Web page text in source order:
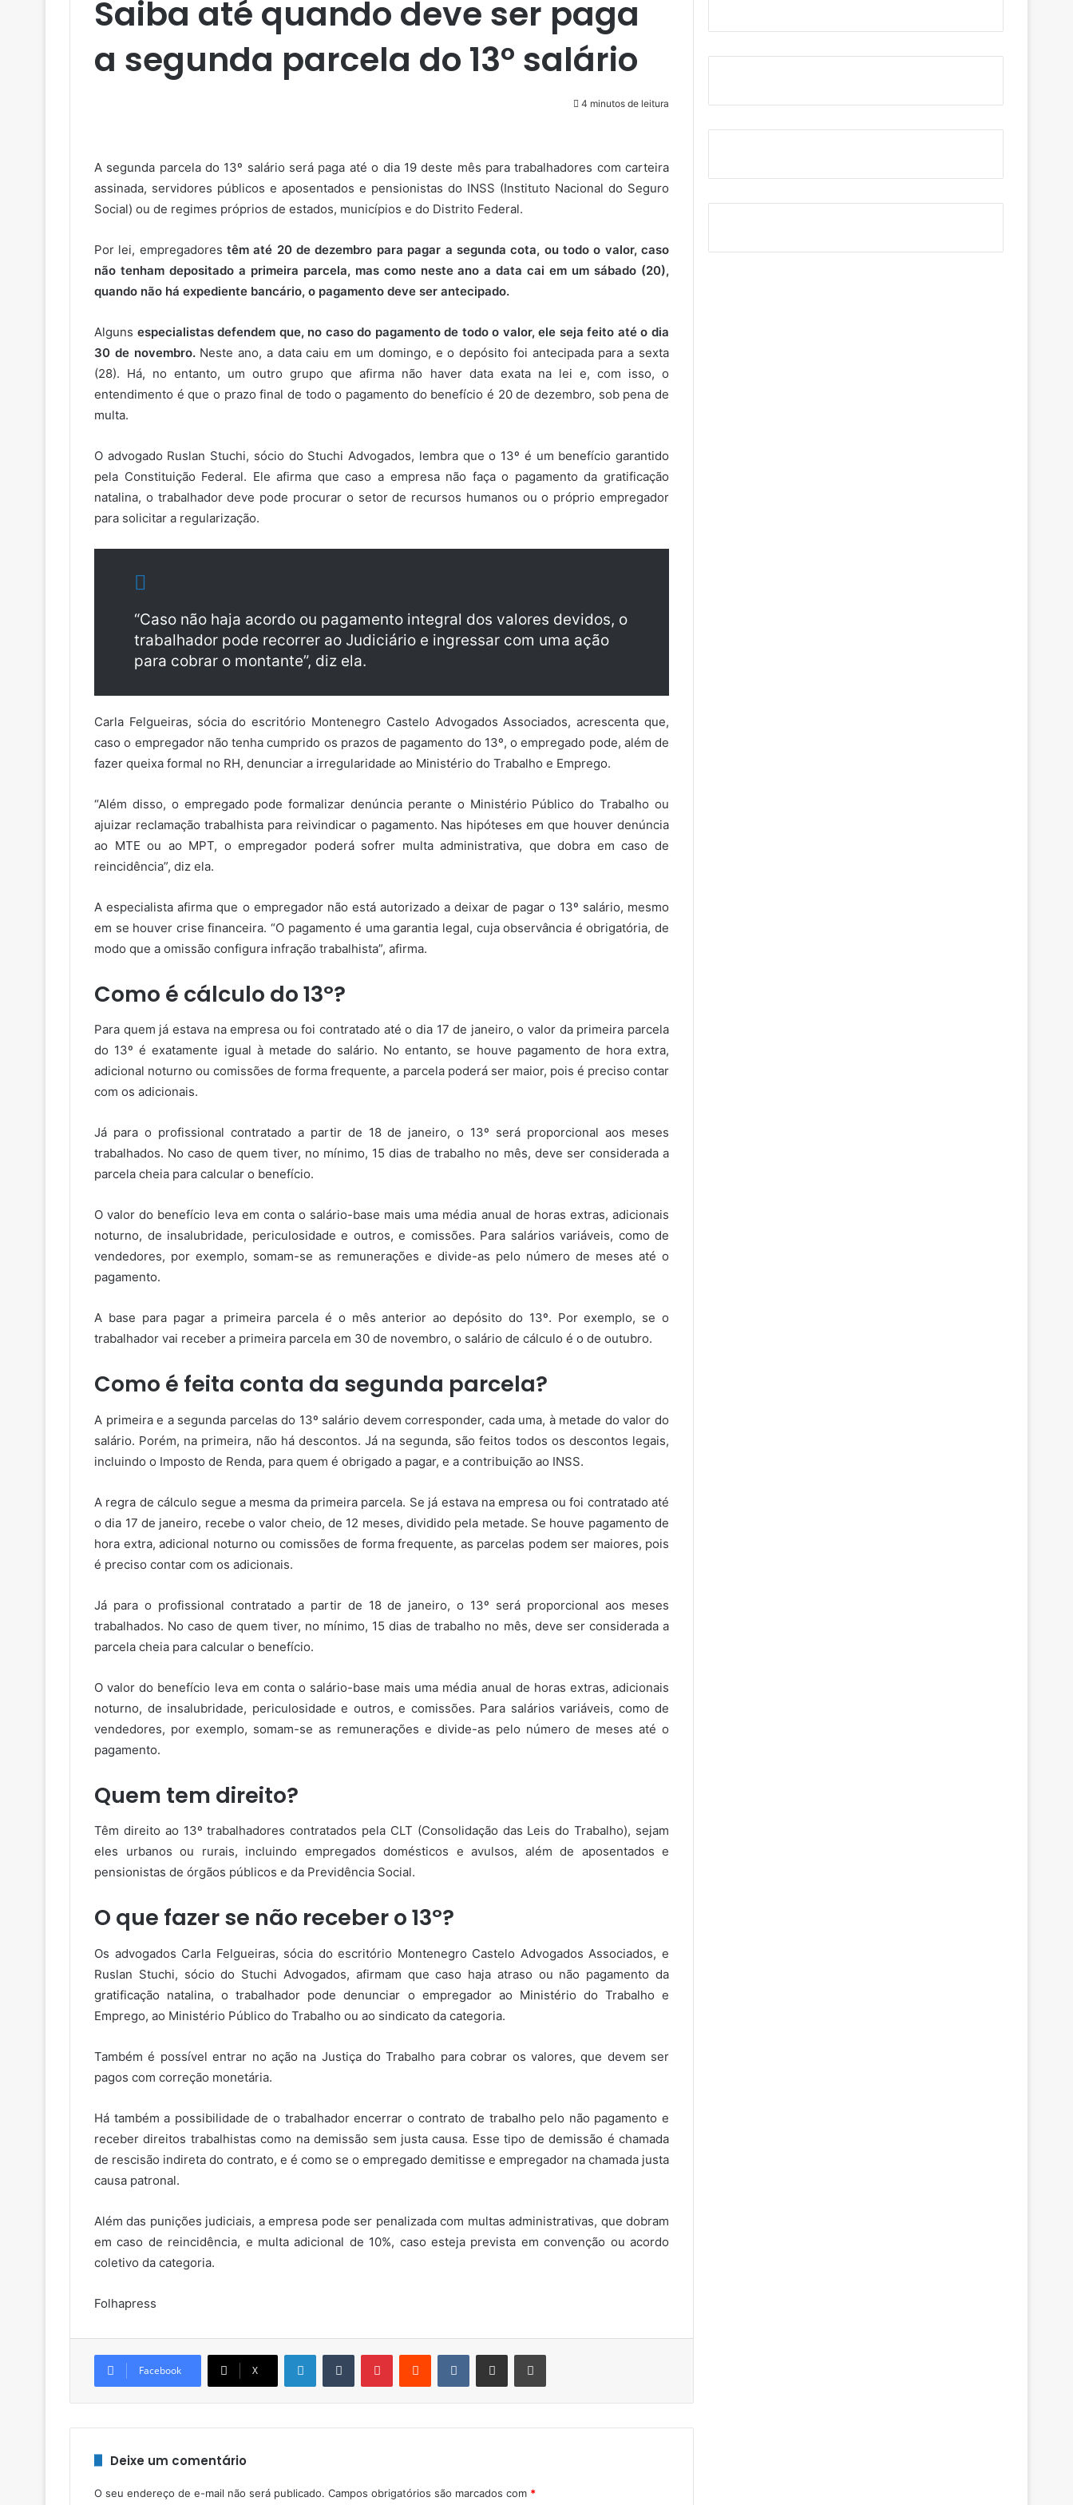
Saiba até quando deve ser paga
a segunda parcela do 13º salário
4 minutos de leitura
A segunda parcela do 13º salário será paga até o dia 19 deste mês para trabalhadores com carteira
assinada, servidores públicos e aposentados e pensionistas do INSS (Instituto Nacional do Seguro
Social) ou de regimes próprios de estados, municípios e do Distrito Federal.
Por lei, empregadorestêm até 20 de dezembro para pagar a segunda cota, ou todo o valor, caso
não tenham depositado a primeira parcela, mas como neste ano a data cai em um sábado (20),
quando não há expediente bancário, o pagamento deve ser antecipado.
Alguns especialistas defendem que, no caso do pagamento de todo o valor, ele seja feito até o dia
30 de novembro.Neste ano, a data caiu em um domingo, e o depósito foi antecipada para a sexta
(28). Há, no entanto, um outro grupo que afirma não haver data exata na lei e, com isso, o
entendimento é que o prazo final de todo o pagamento do benefício é 20 de dezembro, sob pena de
multa.
O advogado Ruslan Stuchi, sócio do Stuchi Advogados, lembra que o 13º é um benefício garantido
pela Constituição Federal. Ele afirma que caso a empresa não faça o pagamento da gratificação
natalina, o trabalhador deve pode procurar o setor de recursos humanos ou o próprio empregador
para solicitar a regularização.
“Caso não haja acordo ou pagamento integral dos valores devidos, o
trabalhador pode recorrer ao Judiciário e ingressar com uma ação
para cobrar o montante”, diz ela.
Carla Felgueiras, sócia do escritório Montenegro Castelo Advogados Associados, acrescenta que,
caso o empregador não tenha cumprido os prazos de pagamento do 13º, o empregado pode, além de
fazer queixa formal no RH, denunciar a irregularidade ao Ministério do Trabalho e Emprego.
“Além disso, o empregado pode formalizar denúncia perante o Ministério Público do Trabalho ou
ajuizar reclamação trabalhista para reivindicar o pagamento. Nas hipóteses em que houver denúncia
ao MTE ou ao MPT, o empregador poderá sofrer multa administrativa, que dobra em caso de
reincidência”, diz ela.
A especialista afirma que o empregador não está autorizado a deixar de pagar o 13º salário, mesmo
em se houver crise financeira. “O pagamento é uma garantia legal, cuja observância é obrigatória, de
modo que a omissão configura infração trabalhista”, afirma.
Como é cálculo do 13º?
Para quem já estava na empresa ou foi contratado até o dia 17 de janeiro, o valor da primeira parcela
do 13º é exatamente igual à metade do salário. No entanto, se houve pagamento de hora extra,
adicional noturno ou comissões de forma frequente, a parcela poderá ser maior, pois é preciso contar
com os adicionais.
Já para o profissional contratado a partir de 18 de janeiro, o 13º será proporcional aos meses
trabalhados. No caso de quem tiver, no mínimo, 15 dias de trabalho no mês, deve ser considerada a
parcela cheia para calcular o benefício.
O valor do benefício leva em conta o salário-base mais uma média anual de horas extras, adicionais
noturno, de insalubridade, periculosidade e outros, e comissões. Para salários variáveis, como de
vendedores, por exemplo, somam-se as remunerações e divide-as pelo número de meses até o
pagamento.
A base para pagar a primeira parcela é o mês anterior ao depósito do 13º. Por exemplo, se o
trabalhador vai receber a primeira parcela em 30 de novembro, o salário de cálculo é o de outubro.
Como é feita conta da segunda parcela?
A primeira e a segunda parcelas do 13º salário devem corresponder, cada uma, à metade do valor do
salário. Porém, na primeira, não há descontos. Já na segunda, são feitos todos os descontos legais,
incluindo o Imposto de Renda, para quem é obrigado a pagar, e a contribuição ao INSS.
A regra de cálculo segue a mesma da primeira parcela. Se já estava na empresa ou foi contratado até
o dia 17 de janeiro, recebe o valor cheio, de 12 meses, dividido pela metade. Se houve pagamento de
hora extra, adicional noturno ou comissões de forma frequente, as parcelas podem ser maiores, pois
é preciso contar com os adicionais.
Já para o profissional contratado a partir de 18 de janeiro, o 13º será proporcional aos meses
trabalhados. No caso de quem tiver, no mínimo, 15 dias de trabalho no mês, deve ser considerada a
parcela cheia para calcular o benefício.
O valor do benefício leva em conta o salário-base mais uma média anual de horas extras, adicionais
noturno, de insalubridade, periculosidade e outros, e comissões. Para salários variáveis, como de
vendedores, por exemplo, somam-se as remunerações e divide-as pelo número de meses até o
pagamento.
Quem tem direito?
Têm direito ao 13º trabalhadores contratados pela CLT (Consolidação das Leis do Trabalho), sejam
eles urbanos ou rurais, incluindo empregados domésticos e avulsos, além de aposentados e
pensionistas de órgãos públicos e da Previdência Social.
O que fazer se não receber o 13º?
Os advogados Carla Felgueiras, sócia do escritório Montenegro Castelo Advogados Associados, e
Ruslan Stuchi, sócio do Stuchi Advogados, afirmam que caso haja atraso ou não pagamento da
gratificação natalina, o trabalhador pode denunciar o empregador ao Ministério do Trabalho e
Emprego, ao Ministério Público do Trabalho ou ao sindicato da categoria.
Também é possível entrar no ação na Justiça do Trabalho para cobrar os valores, que devem ser
pagos com correção monetária.
Há também a possibilidade de o trabalhador encerrar o contrato de trabalho pelo não pagamento e
receber direitos trabalhistas como na demissão sem justa causa. Esse tipo de demissão é chamada
de rescisão indireta do contrato, e é como se o empregado demitisse e empregador na chamada justa
causa patronal.
Além das punições judiciais, a empresa pode ser penalizada com multas administrativas, que dobram
em caso de reincidência, e multa adicional de 10%, caso esteja prevista em convenção ou acordo
coletivo da categoria.
Folhapress
Facebook X
LinkedinTumblr PinterestReddit VK Compartilhar via e-mail Imprimir
Deixe um comentário
O seu endereço de e-mail não será publicado. Campos obrigatórios são marcados com *